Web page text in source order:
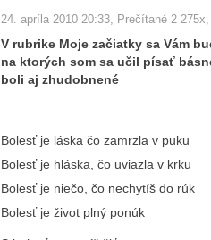
24. apríla 2010 20:33 , Prečítané 2 275x,
V rubrike Moje začiatky sa Vám
na ktorých som sa učil písať
boli aj zhudobnené
Bolesť je láska čo zamrzla v puku
Bolesť je hláska, čo uviazla v krku
Bolesť je niečo, čo nechytíš do rúk
Bolesť je život plný ponúk